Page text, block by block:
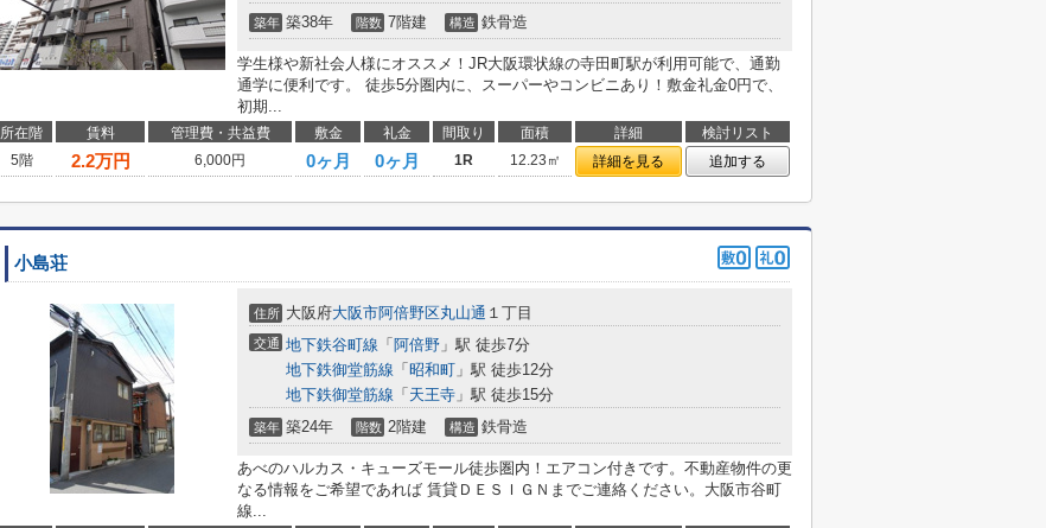
築年 築38年 階数 7階建 構造 鉄骨造
学生様や新社会人様にオススメ！JR大阪環状線の寺田町駅が利用可能で、通勤
通学に便利です。 徒歩5分圏内に、スーパーやコンビニあり！敷金礼金0円で、
初期...
所在階 賃料 管理費・共益費 敷金 礼金 間取り 面積 詳細
検討リスト
5階
2.2万円 6,000円 0ヶ月 0ヶ月 1R 12.23㎡ 詳細を見る 追加する
小島荘
住所 大阪府大阪市阿倍野区丸山通 １丁目
交通 地下鉄谷町線 「 阿倍野 」駅 徒歩7分
地下鉄御堂筋線 「 昭和町 」駅 徒歩12分
地下鉄御堂筋線 「 天王寺 」駅 徒歩15分
築年 築24年 階数 2階建 構造 鉄骨造
あべのハルカス・キューズモール徒歩圏内！エアコン付きです。不動産物件の更
なる情報をご希望であれば 賃貸ＤＥＳＩＧＮまでご連絡ください。大阪市谷町
線...